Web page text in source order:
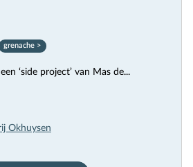
grenache >
‘side project’ van Mas de...
Okhuysen